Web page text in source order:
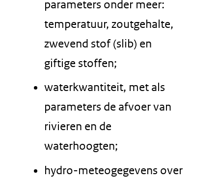
parameters onder meer:
temperatuur, zoutgehalte,
zwevend stof (slib) en
giftige stoffen;
waterkwantiteit, met als
parameters de afvoer van
rivieren en de
waterhoogten;
hydro-meteogegevens over